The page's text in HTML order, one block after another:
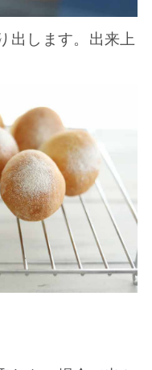
出します。出来上